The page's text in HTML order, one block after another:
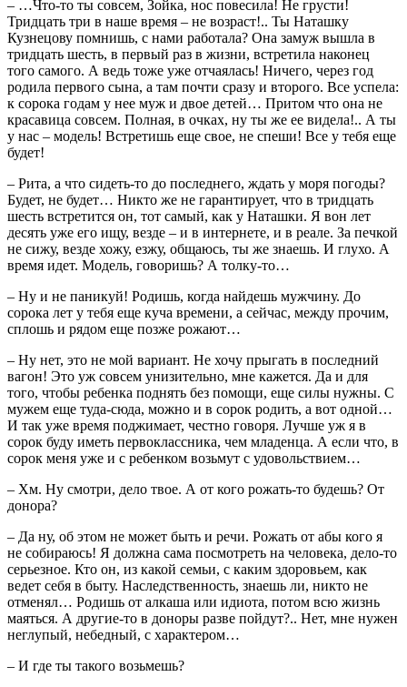
– …Что-то ты совсем, Зойка, нос повесила! Не грусти!
Тридцать три в наше время – не возраст!.. Ты Наташку
Кузнецову помнишь, с нами работала? Она замуж вышла в
тридцать шесть, в первый раз в жизни, встретила наконец
того самого. А ведь тоже уже отчаялась! Ничего, через год
родила первого сына, а там почти сразу и второго. Все успела:
к сорока годам у нее муж и двое детей… Притом что она не
красавица совсем. Полная, в очках, ну ты же ее видела!.. А ты
у нас – модель! Встретишь еще свое, не спеши! Все у тебя еще
будет!
– Рита, а что сидеть-то до последнего, ждать у моря погоды?
Будет, не будет… Никто же не гарантирует, что в тридцать
шесть встретится он, тот самый, как у Наташки. Я вон лет
десять уже его ищу, везде – и в интернете, и в реале. За печкой
не сижу, везде хожу, езжу, общаюсь, ты же знаешь. И глухо. А
время идет. Модель, говоришь? А толку-то…
– Ну и не паникуй! Родишь, когда найдешь мужчину. До
сорока лет у тебя еще куча времени, а сейчас, между прочим,
сплошь и рядом еще позже рожают…
– Ну нет, это не мой вариант. Не хочу прыгать в последний
вагон! Это уж совсем унизительно, мне кажется. Да и для
того, чтобы ребенка поднять без помощи, еще силы нужны. С
мужем еще туда-сюда, можно и в сорок родить, а вот одной…
И так уже время поджимает, честно говоря. Лучше уж я в
сорок буду иметь первоклассника, чем младенца. А если что, в
сорок меня уже и с ребенком возьмут с удовольствием…
– Хм. Ну смотри, дело твое. А от кого рожать-то будешь? От
донора?
– Да ну, об этом не может быть и речи. Рожать от абы кого я
не собираюсь! Я должна сама посмотреть на человека, дело-то
серьезное. Кто он, из какой семьи, с каким здоровьем, как
ведет себя в быту. Наследственность, знаешь ли, никто не
отменял… Родишь от алкаша или идиота, потом всю жизнь
маяться. А другие-то в доноры разве пойдут?.. Нет, мне нужен
неглупый, небедный, с характером…
– И где ты такого возьмешь?